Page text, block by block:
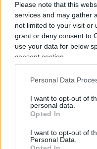
Please note that this
services and may gather
not limited to your visit or
grant or deny consent to
use your data for below
consent section.
Personal Data
I want to opt-out of
personal data.
Opted In
I want to opt-out of
Personal Data.
chiamarci qualche
più scura. Il virus
‘Fratelli Musulmani’
ayatollah era una
certo, come Oriana
(libro del 1982). Però
cose. Una volta
il futuro era in
consapevoli della
preparando il